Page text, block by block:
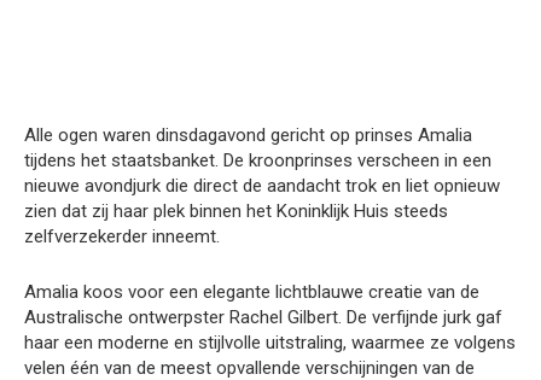
Alle ogen waren dinsdagavond gericht op prinses Amalia
tijdens het staatsbanket. De kroonprinses verscheen in een
nieuwe avondjurk die direct de aandacht trok en liet opnieuw
zien dat zij haar plek binnen het Koninklijk Huis steeds
zelfverzekerder inneemt.
Amalia koos voor een elegante lichtblauwe creatie van de
Australische ontwerpster Rachel Gilbert. De verfijnde jurk gaf
haar een moderne en stijlvolle uitstraling, waarmee ze volgens
velen één van de meest opvallende verschijningen van de